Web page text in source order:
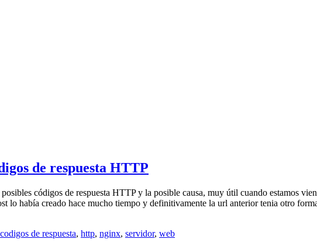
de respuesta HTTP
códigos de respuesta HTTP y la posible causa, muy útil cuando estamos
lo había creado hace mucho tiempo y definitivamente la url anterior tenia otro
codigos de respuesta, http, nginx, servidor, web